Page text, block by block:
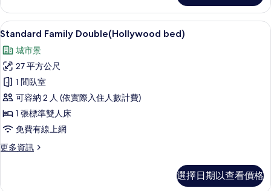
所
有
相
片
雙
人
房,
景
的
詳
情
顯
示
Standard
Family
Double(Hollywood
bed)
的
所
有
高級寢具、羽絨被、客房內保險箱、書
12
Standard Family Double(Hollywood bed)
城市景
27 平方公尺
1 間臥室
可容納 2 人 (依實際入住人數計費)
1 張標準雙人床
免費有線上網
更多資訊
更
選擇日期以查看價格